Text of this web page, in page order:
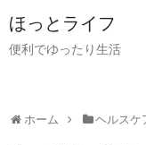
ほっとライフ
便利でゆったり生活
ホーム ヘルスケ